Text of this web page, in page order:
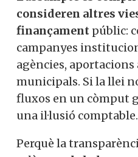
fragilitat econòmica
coneguda. I la
entre la puresa i
preferir-ne la segona.
L’assumpte es
consideren altres vies
subvencions,
Vols
Converses